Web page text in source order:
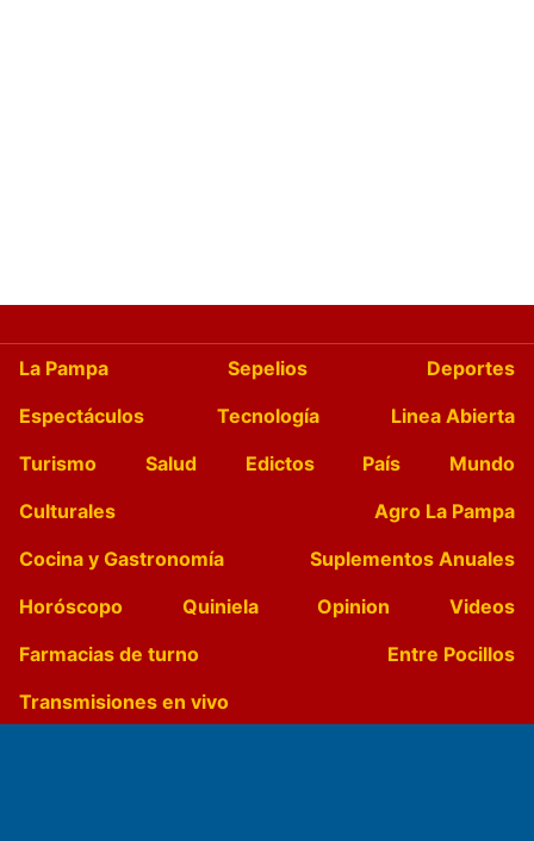
La Pampa Sepelios
Deportes
Espectáculos
Tecnología
Linea Abierta
Turismo
Salud Edictos País
Mundo
Culturales
Agro La Pampa
Cocina y Gastronomía
Suplementos Anuales
Horóscopo
Quiniela Opinion
Videos
Farmacias de turno
Entre Pocillos
Transmisiones en vivo